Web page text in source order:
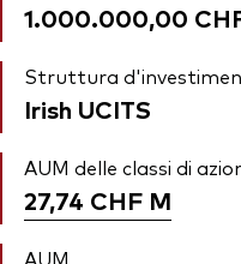
1.000.000,00
Struttura
Irish UCITS
AUM delle classi di
27,74 CHF M
AUM